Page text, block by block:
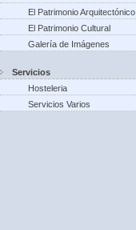
El Patrimonio Arquitectónico
El Patrimonio Cultural
Galería de Imágenes
Servicios
Hosteleria
Servicios Varios